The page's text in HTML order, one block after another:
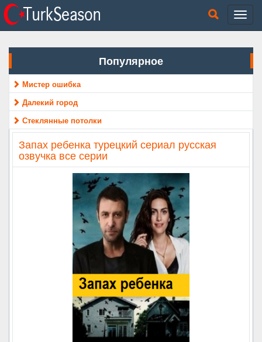
Популярное
Мистер ошибка
Далекий город
Стеклянные потолки
Запах ребенка турецкий сериал русская
озвучка все серии